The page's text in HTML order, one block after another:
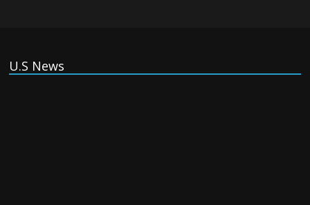
(Tiếng Việt) VinFast mất 400 triệu USD
U.S News